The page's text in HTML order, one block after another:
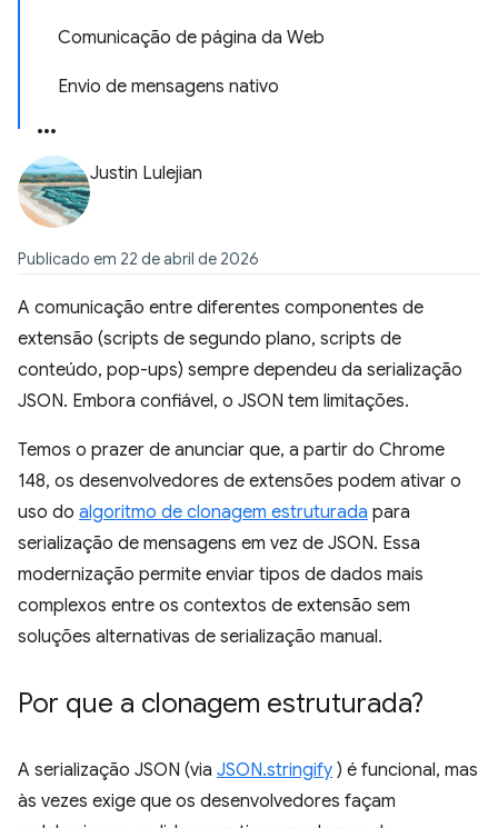
Comunicação de página da Web
Envio de mensagens nativo
Justin Lulejian
Publicado em 22 de abril de 2026
A comunicação entre diferentes componentes de
extensão (scripts de segundo plano, scripts de
conteúdo, pop-ups) sempre dependeu da serialização
JSON. Embora confiável, o JSON tem limitações.
Temos o prazer de anunciar que, a partir do Chrome
148, os desenvolvedores de extensões podem ativar o
uso do algoritmo de clonagem estruturada para
serialização de mensagens em vez de JSON. Essa
modernização permite enviar tipos de dados mais
complexos entre os contextos de extensão sem
soluções alternativas de serialização manual.
Por que a clonagem estruturada?
A serialização JSON (via JSON.stringify ) é funcional, mas
às vezes exige que os desenvolvedores façam